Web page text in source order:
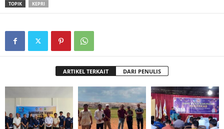
TOPIK KEPRI
ARTIKEL TERKAIT DARI PENULIS